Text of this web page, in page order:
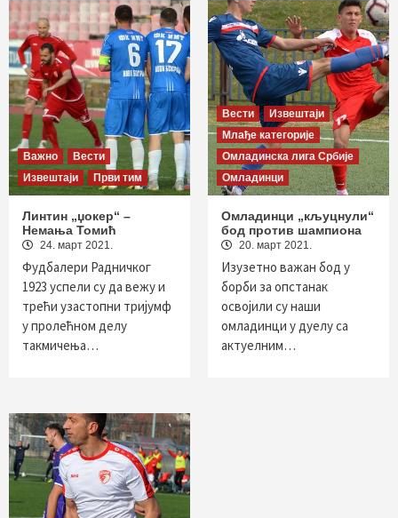
Важно
Вести
Извештаји
Први тим
Линтин „џокер“ –
Немања Томић
24. март 2021.
Фудбалери Радничког
1923 успели су да вежу и
трећи узастопни тријумф
у пролећном делу
такмичења…
Вести
Извештаји
Млађе категорије
Омладинска лига Србије
Омладинци
Омладинци „кљуцнули“
бод против шампиона
20. март 2021.
Изузетно важан бод у
борби за опстанак
освојили су наши
омладинци у дуелу са
актуелним…